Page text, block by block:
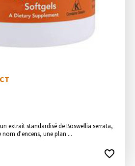
extrait standardisé de Boswellia serrata,
d'encens, une plan ...
favorite_border